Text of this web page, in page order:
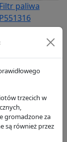
Filtr paliwa
P551316
zł
trzecich w
gromadzone za
są również przez